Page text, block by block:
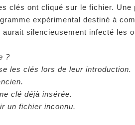
clés ont cliqué sur le fichier. Une
expérimental destiné à
silencieusement infecté les
?
les clés lors de leur introduction.
clé déjà insérée.
un fichier inconnu.